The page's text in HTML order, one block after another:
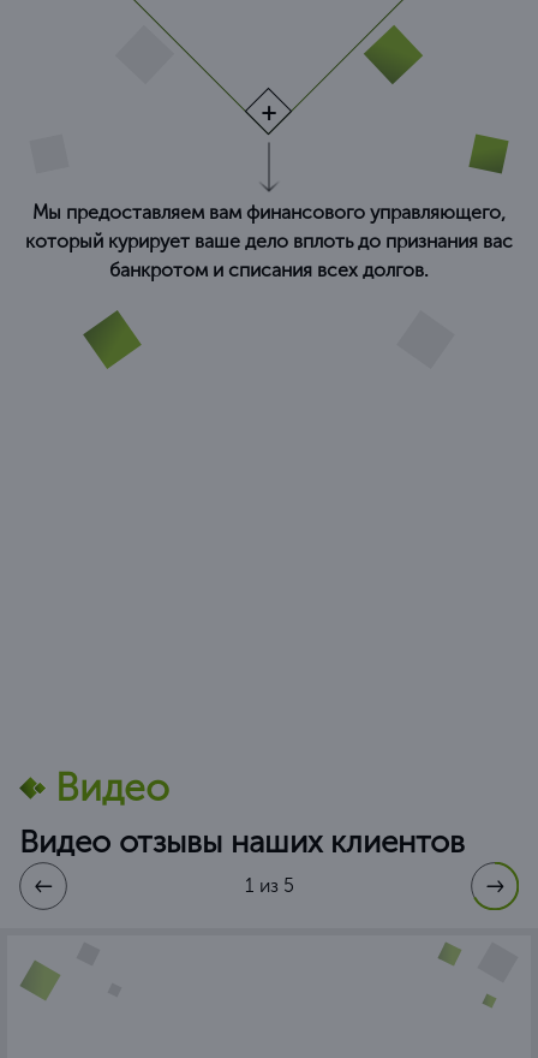
Мы предоставляем вам финансового управляющего,
который курирует ваше дело вплоть до признания вас
банкротом и списания всех долгов.
Видео
Видео отзывы наших клиентов
1 из 5